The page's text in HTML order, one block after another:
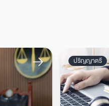
ปริญญาตรี